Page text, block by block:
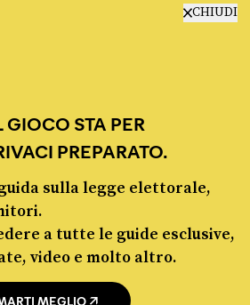
CHIUDI
STA PER
PREPARATO.
sulla legge elettorale,
a tutte le guide esclusive,
video e molto altro.
MEGLIO
manifesto
redazione
progetti
lavora con noi
contattaci